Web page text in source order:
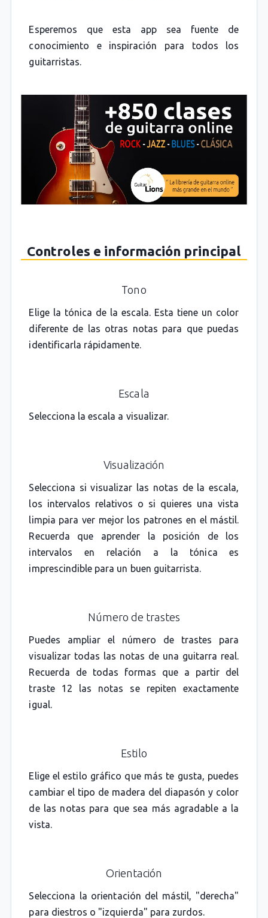
Esperemos que esta app sea fuente de
conocimiento e inspiración para todos los
guitarristas.
Controles e información principal
Tono
Elige la tónica de la escala. Esta tiene un color
diferente de las otras notas para que puedas
identificarla rápidamente.
Escala
Selecciona la escala a visualizar.
Visualización
Selecciona si visualizar las notas de la escala,
los intervalos relativos o si quieres una vista
limpia para ver mejor los patrones en el mástil.
Recuerda que aprender la posición de los
intervalos en relación a la tónica es
imprescindible para un buen guitarrista.
Número de trastes
Puedes ampliar el número de trastes para
visualizar todas las notas de una guitarra real.
Recuerda de todas formas que a partir del
traste 12 las notas se repiten exactamente
igual.
Estilo
Elige el estilo gráfico que más te gusta, puedes
cambiar el tipo de madera del diapasón y color
de las notas para que sea más agradable a la
vista.
Orientación
Selecciona la orientación del mástil, "derecha"
para diestros o "izquierda" para zurdos.